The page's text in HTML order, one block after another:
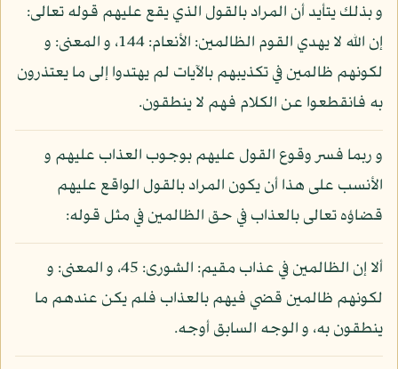
و بذلك يتأيد أن المراد بالقول الذي يقع عليهم قوله تعالى:
إن الله لا يهدي القوم الظالمين: الأنعام: 144، و المعنى: و
لكونهم ظالمين في تكذيبهم بالآيات لم يهتدوا إلى ما يعتذرون
به فانقطعوا عن الكلام فهم لا ينطقون.
و ربما فسر وقوع القول عليهم بوجوب العذاب عليهم و
الأنسب على هذا أن يكون المراد بالقول الواقع عليهم
قضاؤه تعالى بالعذاب في حق الظالمين في مثل قوله:
ألا إن الظالمين في عذاب مقيم: الشورى: 45، و المعنى: و
لكونهم ظالمين قضي فيهم بالعذاب فلم يكن عندهم ما
ينطقون به، و الوجه السابق أوجه.